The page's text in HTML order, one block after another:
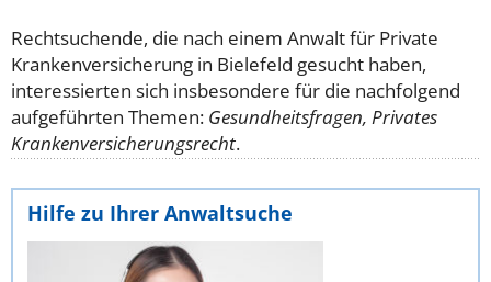
Rechtsuchende, die nach einem Anwalt für Private
Krankenversicherung in Bielefeld gesucht haben,
interessierten sich insbesondere für die nachfolgend
aufgeführten Themen: Gesundheitsfragen, Privates
Krankenversicherungsrecht.
Hilfe zu Ihrer Anwaltsuche